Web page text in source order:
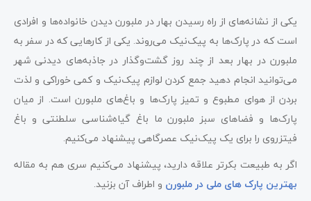
یکی از نشانه‌های از راه رسیدن بهار در ملبورن دیدن خانواده‌ها و افرادی
است که در پارک‌ها به پیک‌نیک می‌روند. یکی از کارهایی که در سفر به
ملبورن در بهار بعد از چند روز گشت‌وگذار در جاذبه‌های دیدنی شهر
می‌توانید انجام دهید جمع کردن لوازم پیک‌نیک و کمی خوراکی و لذت
بردن از هوای مطبوع و تمیز پارک‌ها و باغ‌های ملبورن است. از میان
پارک‌ها و فضاهای سبز ملبورن ما باغ گیاه‌شناسی سلطنتی و باغ
فیتزروی را برای یک پیک‌نیک عصرگاهی پیشنهاد می‌کنیم.
اگر به طبیعت بکرتر علاقه دارید، پیشنهاد می‌کنیم سری هم به مقاله
بهترین پارک های ملی در ملبورن و اطراف آن بزنید.